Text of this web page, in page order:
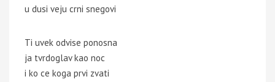
u dusi veju crni snegovi
Ti uvek odvise ponosna
ja tvrdoglav kao noc
i ko ce koga prvi zvati